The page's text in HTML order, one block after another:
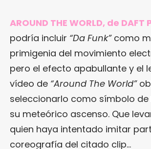
AROUND THE WORLD, de DAFT
podría incluir “Da Funk”como
primigenia del movimiento
pero el efecto apabullante y el
vídeo de “Around The World”
seleccionarlo como símbolo de
su meteórico ascenso. Que
quien haya intentado imitar
coreografía del citado clip…